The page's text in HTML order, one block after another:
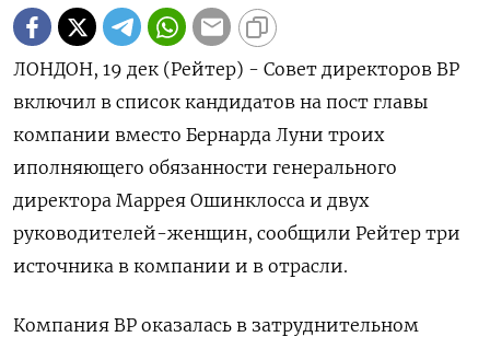
ЛОНДОН, 19 дек (Рейтер) - Совет директоров BP
включил в список кандидатов на пост главы
компании вместо Бернарда Луни троих
иполняющего обязанности генерального
директора Маррея Ошинклосса и двух
руководителей-женщин, сообщили Рейтер три
источника в компании и в отрасли.
Компания BP оказалась в затруднительном